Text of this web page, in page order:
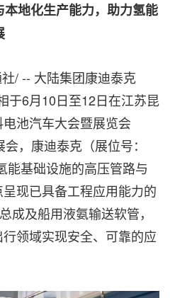
地化生产能力，助力氢能
/ -- 大陆集团康迪泰克
于6月10日至12日在江苏昆
池汽车大会暨展览会
，康迪泰克（展位号：
能基础设施的高压管路与
现已具备工程应用能力的
成及船用液氨输送软管，
领域实现安全、可靠的应